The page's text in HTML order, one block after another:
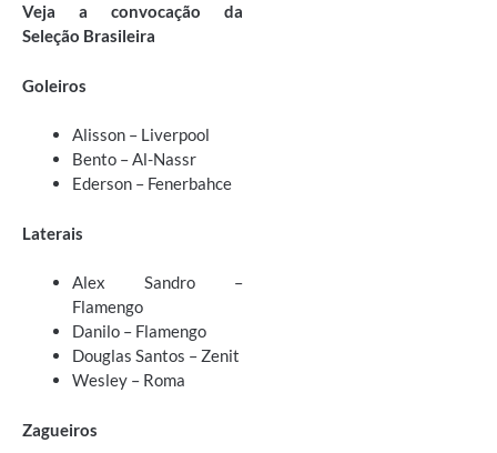
Veja a convocação da
Seleção Brasileira
Goleiros
Alisson – Liverpool
Bento – Al-Nassr
Ederson – Fenerbahce
Laterais
Alex Sandro –
Flamengo
Danilo – Flamengo
Douglas Santos – Zenit
Wesley – Roma
Zagueiros